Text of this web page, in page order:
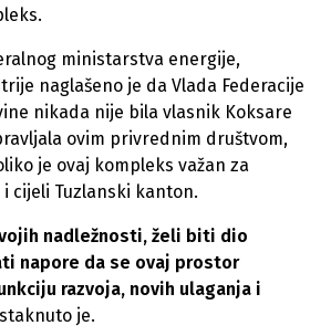
ministarstva energije,
naglašeno je da Vlada Federacije
nikada nije bila vlasnik Koksare
ovim privrednim društvom,
je ovaj kompleks važan za
cijeli Tuzlanski kanton.
nadležnosti, želi biti dio
napore da se ovaj prostor
razvoja, novih ulaganja i
je.